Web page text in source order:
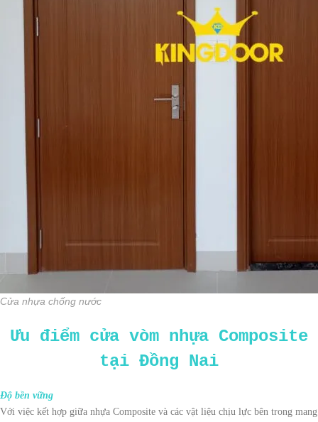
Cửa nhựa chống nước
Ưu điểm cửa vòm nhựa Composite
tại Đồng Nai
Độ bền vững
Với việc kết hợp giữa nhựa Composite và các vật liệu chịu lực bên trong mang